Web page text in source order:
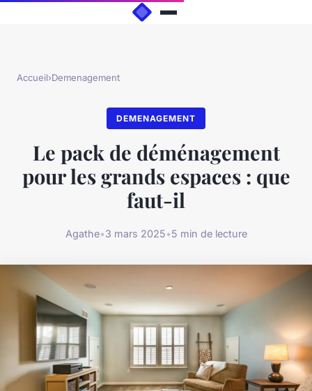
Accueil›Demenagement
DEMENAGEMENT
Le pack de déménagement
pour les grands espaces : que
faut-il
Agathe•3 mars 2025•5 min de lecture